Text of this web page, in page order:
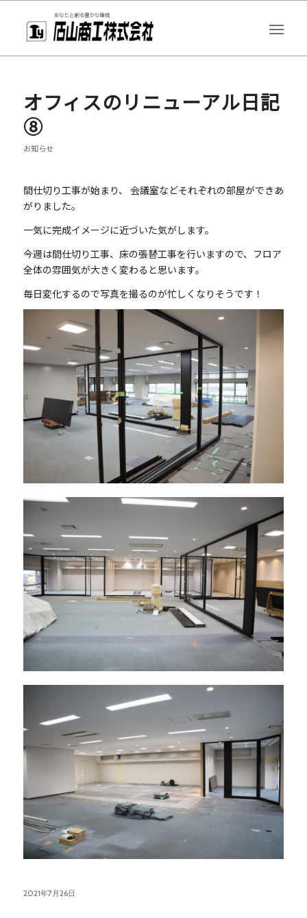
オフィスのリニューアル日記
⑧
お知らせ
間仕切り工事が始まり、 会議室などそれぞれの部屋ができあ
がりました。
一気に完成イメージに近づいた気がします。
今週は間仕切り工事、床の張替工事を行いますので、フロア
全体の雰囲気が大きく変わると思います。
毎日変化するので写真を撮るのが忙しくなりそうです！
2021年7月26日